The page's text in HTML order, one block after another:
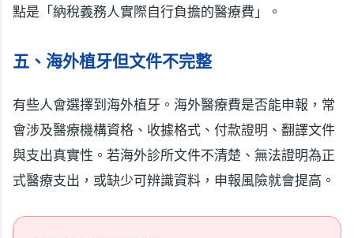
點是「納稅義務人實際自行負擔的醫療費」。
五、海外植牙但文件不完整
有些人會選擇到海外植牙。海外醫療費是否能申報，常
會涉及醫療機構資格、收據格式、付款證明、翻譯文件
與支出真實性。若海外診所文件不清楚、無法證明為正
式醫療支出，或缺少可辨識資料，申報風險就會提高。